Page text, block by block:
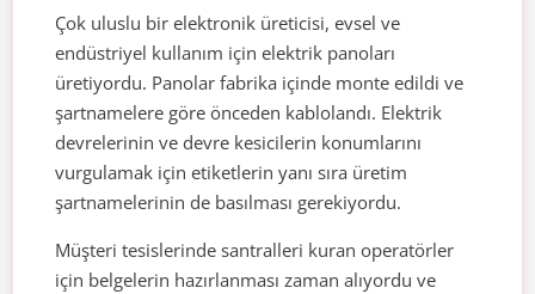
Çok uluslu bir elektronik üreticisi, evsel ve
endüstriyel kullanım için elektrik panoları
üretiyordu. Panolar fabrika içinde monte edildi ve
şartnamelere göre önceden kablolandı. Elektrik
devrelerinin ve devre kesicilerin konumlarını
vurgulamak için etiketlerin yanı sıra üretim
şartnamelerinin de basılması gerekiyordu.
Müşteri tesislerinde santralleri kuran operatörler
için belgelerin hazırlanması zaman alıyordu ve